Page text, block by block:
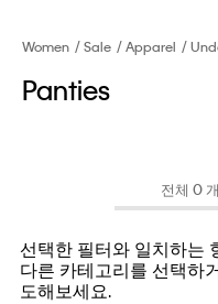
Women Sale Apparel
Panties
전체 0
선택한 필터와 일치하는
다른 카테고리를 선택하
도해보세요.